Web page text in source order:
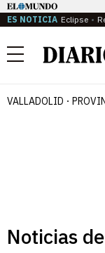
ES NOTICIA Eclipse
Menú
VALLADOLID
Noticias